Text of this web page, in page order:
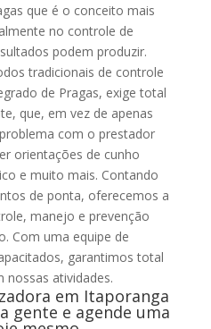
que é o conceito mais
no controle de
podem produzir.
tradicionais de controle
de Pragas, exige total
que, em vez de apenas
com o prestador
orientações de cunho
e muito mais. Contando
de ponta, oferecemos a
manejo e prevenção
Com uma equipe de
garantimos total
nossas atividades.
em Itaporanga
gente e agende uma